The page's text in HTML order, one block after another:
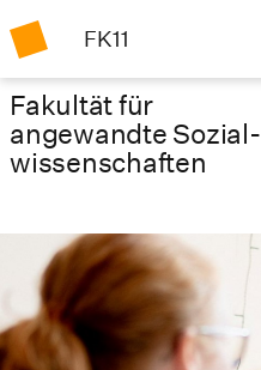
FK11
Fakultät für
angewandte Sozial­
wissenschaften